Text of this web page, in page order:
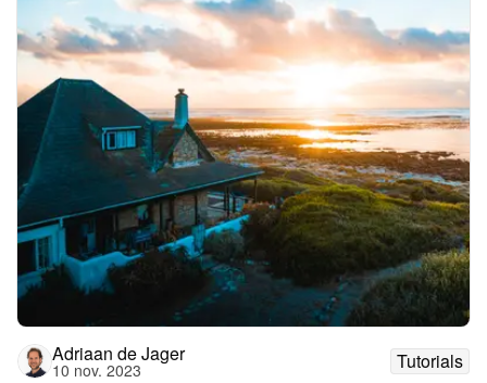
Adriaan de Jager
10 nov. 2023
Tutorials